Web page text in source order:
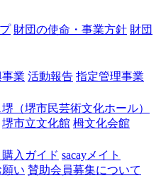
財団の使命・事業方針 財団
業 活動報告 指定管理事業
（堺市民芸術文化ホール）
堺市立文化館 栂文化会館
入ガイド sacayメイト
い 賛助会員募集について